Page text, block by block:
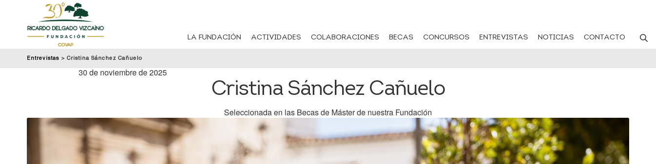
LA FUNDACIÓN ACTIVIDADES COLABORACIONES BECAS CONCURSOS ENTREVISTAS NOTICIAS CONTACTO
Entrevistas >Cristina Sánchez Cañuelo
30 de noviembre de 2025
Cristina Sánchez Cañuelo
Seleccionada en las Becas de Máster de nuestra Fundación